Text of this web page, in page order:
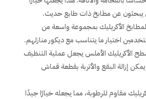
يبحثون عن مطابخ ذات طابع حديث.
الأكريليك بمجموعة واسعة من
اختيار ما يتناسب مع ديكور منازلهم.
الأكريليك الأملس يجعل عملية التنظيف
إزالة البقع والأتربة بقطعة قماش
مقاوم للرطوبة، مما يجعله خيارًا جيدًا